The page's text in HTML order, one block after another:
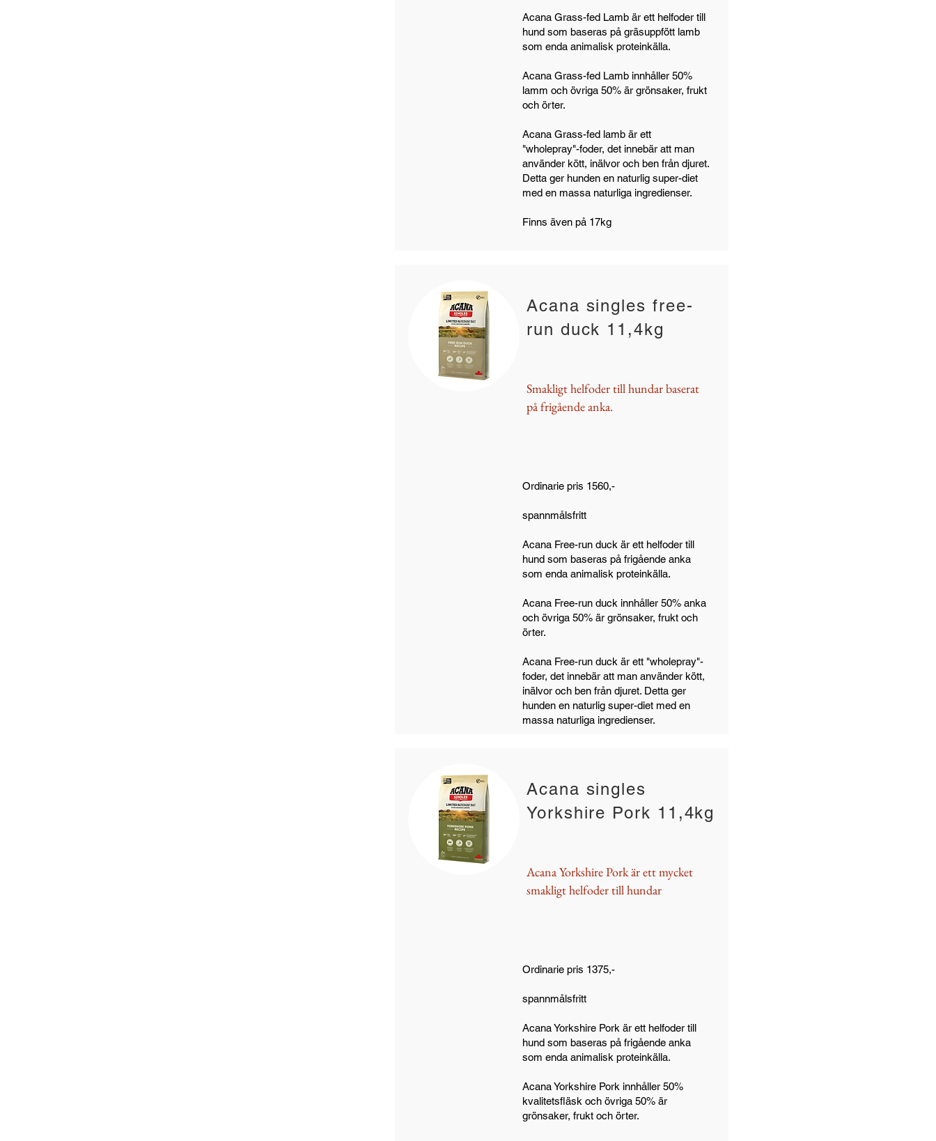
Acana Grass-fed Lamb är ett helfoder till
hund som baseras på gräsuppfött lamb
som enda animalisk proteinkälla.
Acana Grass-fed Lamb innhåller 50%
lamm och övriga 50% är grönsaker, frukt
och örter.
Acana Grass-fed lamb är ett
"wholepray"-foder, det innebär att man
använder kött, inälvor och ben från djuret.
Detta ger hunden en naturlig super-diet
med en massa naturliga ingredienser.
Finns även på 17kg
Acana singles free-
run duck 11,4kg
Smakligt helfoder till hundar baserat
på frigående anka.
Ordinarie pris 1560,-
spannmålsfritt
Acana Free-run duck är ett helfoder till
hund som baseras på frigående anka
som enda animalisk proteinkälla.
Acana Free-run duck innhåller 50% anka
och övriga 50% är grönsaker, frukt och
örter.
Acana Free-run duck är ett "wholepray"-
foder, det innebär att man använder kött,
inälvor och ben från djuret. Detta ger
hunden en naturlig super-diet med en
massa naturliga ingredienser.
Acana singles
Yorkshire Pork 11,4kg
Acana Yorkshire Pork är ett mycket
smakligt helfoder till hundar
Ordinarie pris 1375,-
spannmålsfritt
Acana Yorkshire Pork är ett helfoder till
hund som baseras på frigående anka
som enda animalisk proteinkälla.
Acana Yorkshire Pork innhåller 50%
kvalitetsfläsk och övriga 50% är
grönsaker, frukt och örter.